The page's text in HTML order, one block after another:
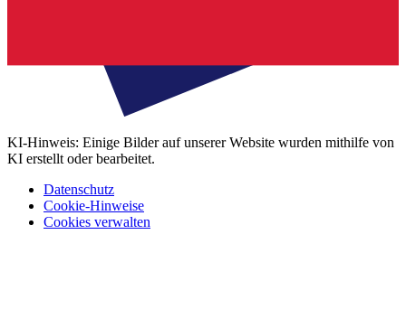
KI-Hinweis: Einige Bilder auf unserer Website wurden mithilfe von
KI erstellt oder bearbeitet.
Datenschutz
Cookie-Hinweise
Cookies verwalten